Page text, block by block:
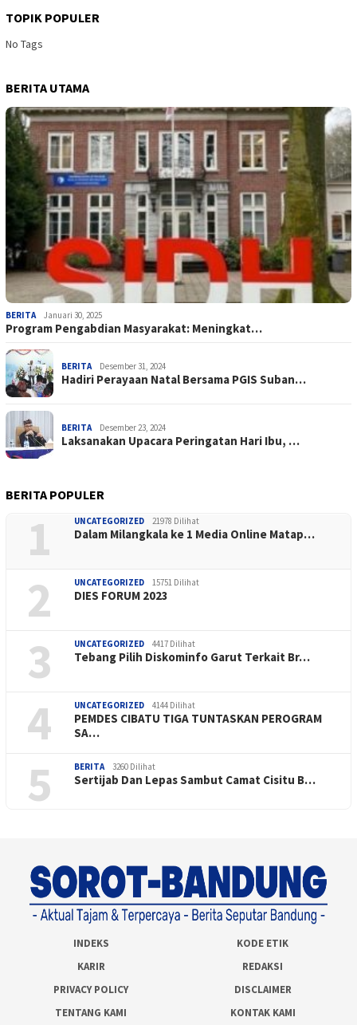
TOPIK POPULER
No Tags
BERITA UTAMA
BERITA Januari 30, 2025
Program Pengabdian Masyarakat: Meningkat…
BERITA Desember 31, 2024
Hadiri Perayaan Natal Bersama PGIS Suban…
BERITA Desember 23, 2024
Laksanakan Upacara Peringatan Hari Ibu, …
BERITA POPULER
1 UNCATEGORIZED 21978 Dilihat
Dalam Milangkala ke 1 Media Online Matap…
2 UNCATEGORIZED 15751 Dilihat
DIES FORUM 2023
3 UNCATEGORIZED 4417 Dilihat
Tebang Pilih Diskominfo Garut Terkait Br…
4 UNCATEGORIZED 4144 Dilihat
PEMDES CIBATU TIGA TUNTASKAN PEROGRAM
SA…
5 BERITA 3260 Dilihat
Sertijab Dan Lepas Sambut Camat Cisitu B…
INDEKS
KODE ETIK
KARIR
REDAKSI
PRIVACY POLICY
DISCLAIMER
TENTANG KAMI
KONTAK KAMI